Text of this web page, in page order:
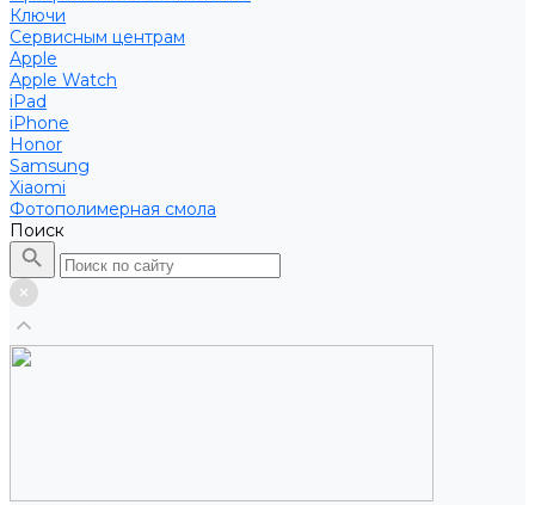
Ключи
Сервисным центрам
Apple
Apple Watch
iPad
iPhone
Honor
Samsung
Xiaomi
Фотополимерная смола
Поиск